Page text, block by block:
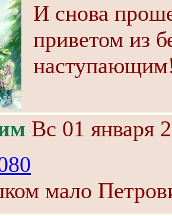
И снова
приветом из
Вс 01 января
мало